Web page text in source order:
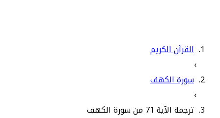
القرآن الكريم
›
سورة الكهف
›
ترجمة الآية 71 من سورة الكهف